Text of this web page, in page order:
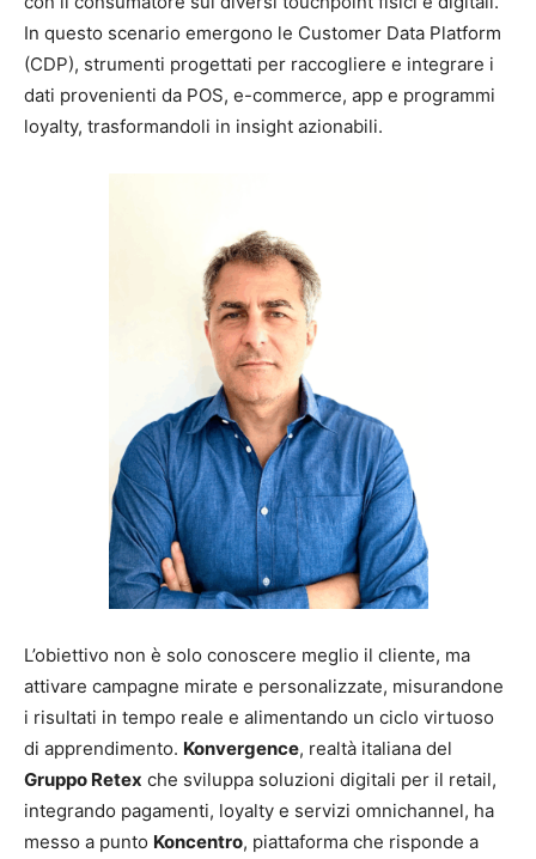
In questo scenario emergono le Customer Data Platform
(CDP), strumenti progettati per raccogliere e integrare i
dati provenienti da POS, e-commerce, app e programmi
loyalty, trasformandoli in insight azionabili.
L’obiettivo non è solo conoscere meglio il cliente, ma
attivare campagne mirate e personalizzate, misurandone
i risultati in tempo reale e alimentando un ciclo virtuoso
di apprendimento. Konvergence, realtà italiana del
Gruppo Retex che sviluppa soluzioni digitali per il retail,
integrando pagamenti, loyalty e servizi omnichannel, ha
messo a punto Koncentro, piattaforma che risponde a